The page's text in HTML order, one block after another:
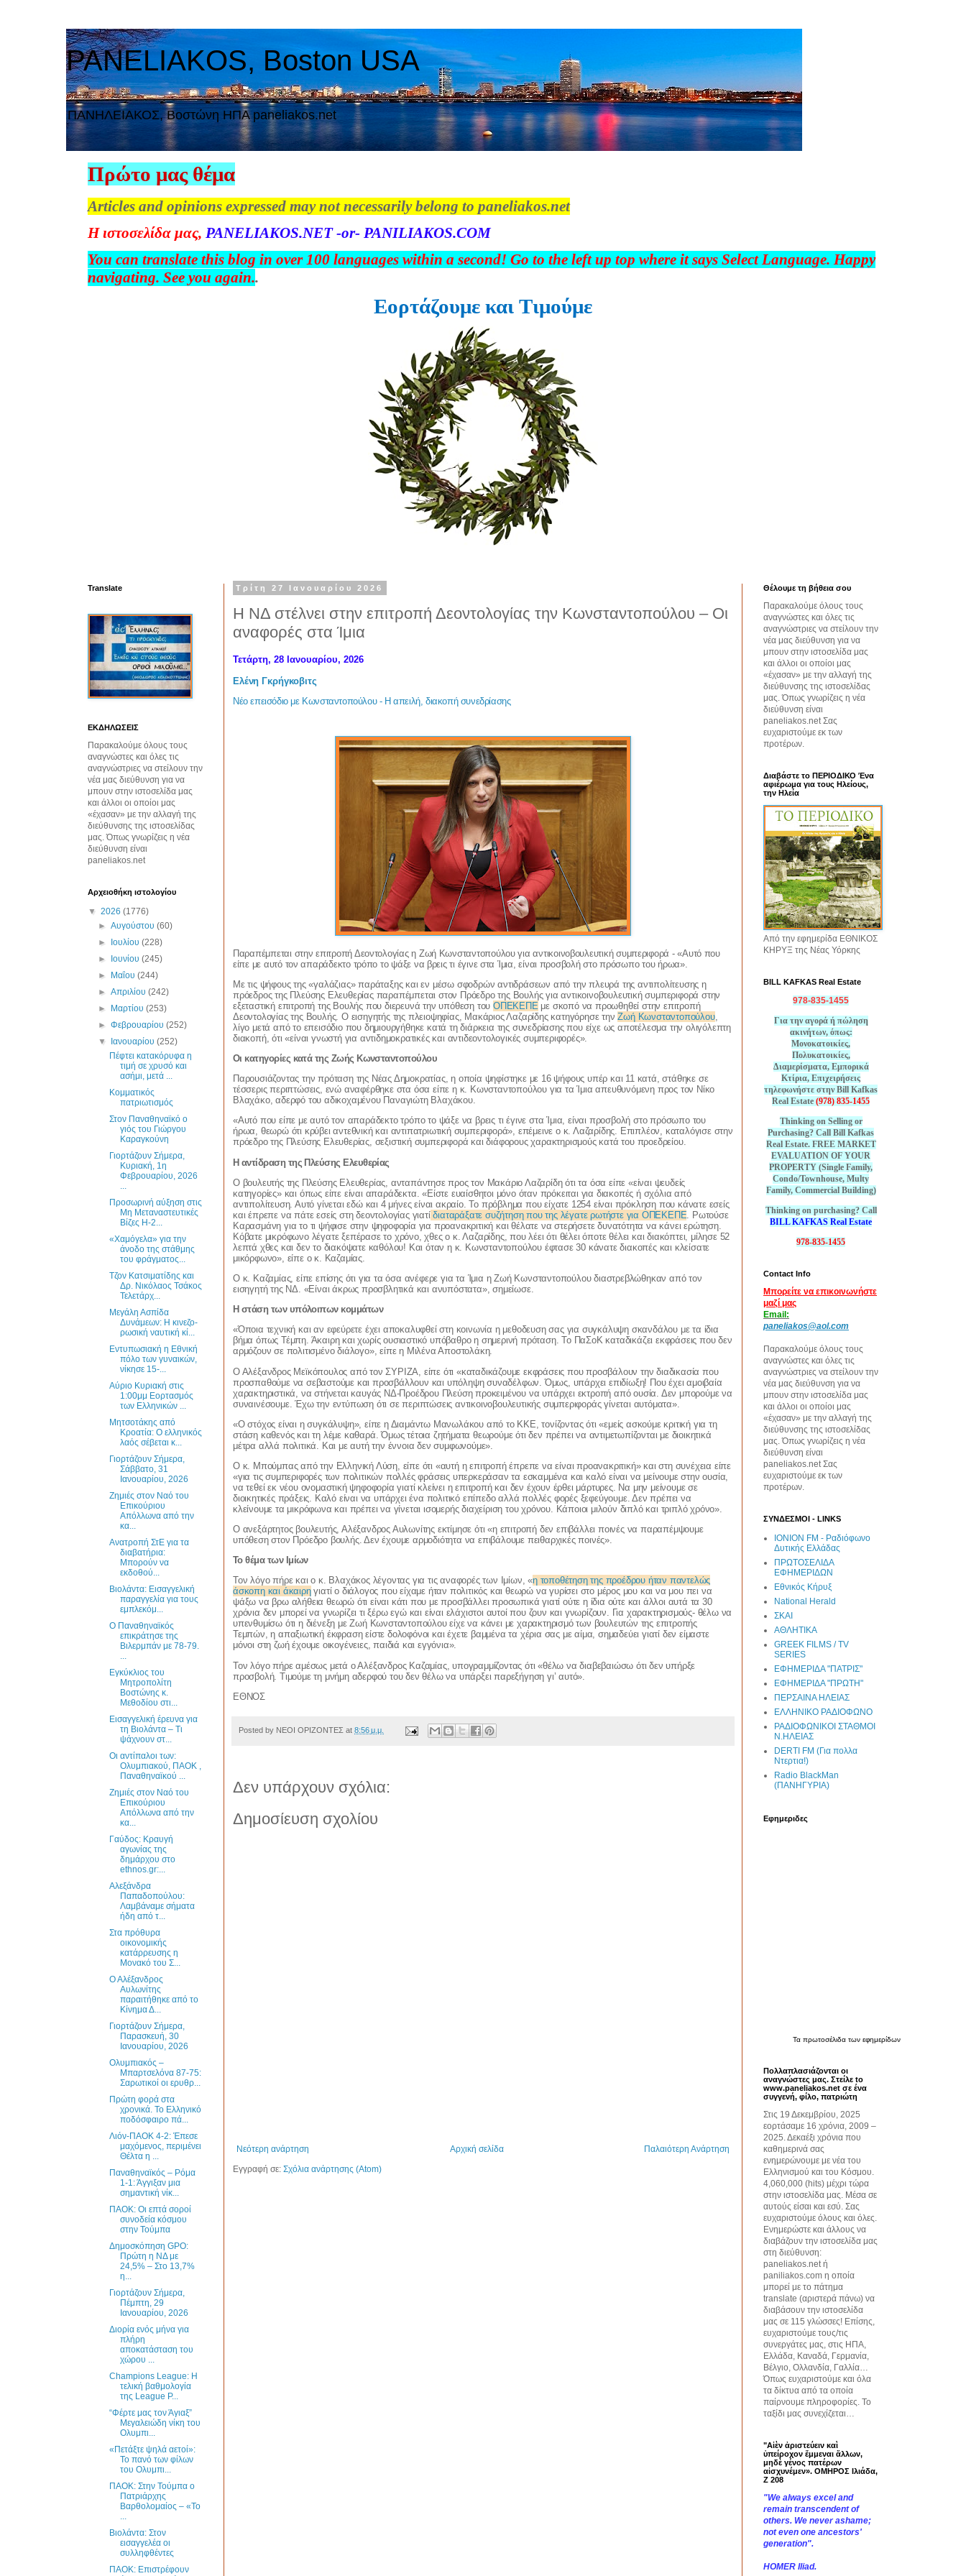
PANELIAKOS, Boston USA
ΠAΝΗΛΕΙΑΚΟΣ, Βοστώνη ΗΠΑ paneliakos.net
Πρώτο μας θέμα
Articles and opinions expressed may not necessarily belong to paneliakos.net
Η ιστοσελίδα μας, PANELIAKOS.NET -or- PANILIAKOS.COM
You can translate this blog in over 100 languages within a second! Go to the left up top where it says Select Language. Happy
navigating. See you again..
Εορτάζουμε και Tιμούμε
Τρίτη 27 Ιανουαρίου 2026
Η ΝΔ στέλνει στην επιτροπή Δεοντολογίας την Κωνσταντοπούλου – Οι
αναφορές στα Ίμια
Τετάρτη, 28 Ιανουαρίου, 2026
Ελένη Γκρήγκοβιτς
Νέο επεισόδιο με Κωνσταντοπούλου - Η απειλή, διακοπή συνεδρίασης
Παραπέμπεται στην επιτροπή Δεοντολογίας η Ζωή Κωνσταντοπούλου για αντικοινοβουλευτική συμπεριφορά - «Αυτό που
είπε με αυτό τον απαράδεκτο τρόπο το ψάξε να βρεις τι έγινε στα Ίμια, είναι προσβολή στο πρόσωπο του ήρωα».
Με τις ψήφους της «γαλάζιας» παράταξης και εν μέσω σφοδρών αντιδράσεων από την πλευρά της αντιπολίτευσης η
πρόεδρος της Πλεύσης Ελευθερίας παραπέμπεται στον Πρόεδρο της Βουλής για αντικοινοβουλευτική συμπεριφορά στην
εξεταστική επιτροπή της Βουλής που διερευνά την υπόθεση του ΟΠΕΚΕΠΕ με σκοπό να προωθηθεί στην επιτροπή
Δεοντολογίας της Βουλής. Ο εισηγητής της πλειοψηφίας, Μακάριος Λαζαρίδης κατηγόρησε την Ζωή Κωνσταντοπούλου,
λίγο μετά από το επεισόδιο που δημιουργήθηκε κατά τη διάρκεια της συνεδρίασης που είχε ως αποτέλεσμα την ολιγόλεπτη
διακοπή, ότι «είναι γνωστή για αντιδημοκρατικές και αντιδεοντολογικές συμπεριφορές».
Οι κατηγορίες κατά της Ζωής Κωνσταντοπούλου
Παρουσιάζοντας την πρόταση της Νέας Δημοκρατίας, η οποία ψηφίστηκε με 16 ψήφους υπέρ και 11 κατά, στάθηκε σε
τέσσερις περιπτώσεις, ενώ αναφέρθηκε στα όσα είπε η κ. Κωνσταντοπούλου για τα Ίμια απευθυνόμενη προς τον Νίκο
Βλαχάκο, αδερφό του αδικοχαμένου Παναγιώτη Βλαχάκου.
«Αυτό που είπε με αυτό τον απαράδεκτο τρόπο το ψάξε να βρεις τι έγινε στα Ίμια, είναι προσβολή στο πρόσωπο του
ήρωα, θεωρώ ότι κρύβει αντεθνική και αντιπατριωτική συμπεριφορά», επέμεινε ο κ. Λαζαρίδης. Επιπλέον, καταλόγισε στην
πρόεδρο της Πλεύσης Ελευθερίας, σεξιστική συμπεριφορά και διάφορους χαρακτηρισμούς κατά του προεδρείου.
Η αντίδραση της Πλεύσης Ελευθερίας
Ο βουλευτής της Πλεύσης Ελευθερίας, ανταπάντησε προς τον Μακάριο Λαζαρίδη ότι τα όσα είπε «είναι ψευδείς
κατηγορίες» και όπως είπε είναι απαράδεκτα. «Είστε ευαίσθητοι μόνο όταν πρόκειται για διακοπές ή σχόλια από
αντιπολίτευση. Αυτό γίνεται εδώ και 4 μήνες είναι ακραίο. Το πρόβλημα που είχατε 1254 είναι πρόκληση που κάνατε εσείς
και έπρεπε να πάτε εσείς στη δεοντολογίας γιατί διαταράξατε συζήτηση που της λέγατε ρωτήστε για ΟΠΕΚΕΠΕ . Ρωτούσε
Καρασμάνη για το τι ψήφισε στην ψηφοφορία για προανακριτική και θέλατε να στερήσετε δυνατότητα να κάνει ερώτηση.
Κόβατε μικρόφωνο λέγατε ξεπέρασε το χρόνο, χθες ο κ. Λαζαρίδης, που λέει ότι θέλει όποτε θέλει και διακόπτει, μίλησε 52
λεπτά χθες και δεν το διακόψατε καθόλου! Και όταν η κ. Κωνσταντοπούλου έφτασε 30 κάνατε διακοπές και κλείσατε
μικόρφωνο», είπε ο κ. Καζαμίας.
Ο κ. Καζαμίας, είπε επίσης ότι για τα όσα ανέφερε για τα Ίμια η Ζωή Κωνσταντοπούλου διαστρεβλώθηκαν από τον
εισηγητή της ΝΔ. «Είναι άκρως προσβλητικά και ανυπόστατα», σημείωσε.
Η στάση των υπόλοιπων κομμάτων
«Όποια τεχνική και αν εφεύρετε έχει αποκαλυφθεί στη κοινωνία η μεθοδευση σας για συγκάλυψη σκανδάλου με τα ίδια
βήμα όπως Τέμπη. Άκαιρη και χωρίς ουσιαστικό υπόβαθρο η σημερινή πρόταση. Το ΠαΣοΚ καταδικάζει εκφράσεις που δεν
αρμόζουν σε πολιτισμένο διάλογο», είπε η Μιλένα Αποστολάκη.
Ο Αλέξανδρος Μεϊκόπουλος από τον ΣΥΡΙΖΑ, είπε ότι «καταδικάζουμε εκφράσεις που προσβάλουν την διαδικασία που
προσπαθούμε να σεβαστούμε και προσβάλλουν και υπόληψη συναδέλφων. Όμως, υπάρχει επιδίωξη! Που έχει αμοιβαία
χαρακτηριστικά, να στήνεται καυγάς ΝΔ-Προέδρου Πλεύση προκειμένου να υπάρχει εκτροπή από ουσία. Δεν μπορούμε να
συναινέσουμε. Έχω την εντύπωση ότι σε περιπτώσεις αντικοινοβουλευτικής συμπεριφοράς γίνεται αυτόματα».
«Ο στόχος είναι η συγκάλυψη», είπε η Διαμάντω Μανωλάκου από το ΚΚΕ, τονίζοντας ότι «εμείς ασκούμε κριτική για τη
στάση καθενός και τη λέμε καθαρά. Όμως τέτοια ζητήματα θεωρούμε ότι δεν πρέπει να αντιμετωπίζονται με διοικητικά
μέτρα αλλά πολιτικά. Και με αυτή την έννοια δεν συμφωνούμε».
Ο κ. Μπούμπας από την Ελληνική Λύση, είπε ότι «αυτή η επιτροπή έπρεπε να είναι προανακριτική» και στη συνέχεια είπε
«για τις συμπεριφορές των πολιτικών πολλές φράσεις υπερκεράσαν τα εσκαμμένα και καλό είναι να μείνουμε στην ουσία,
να τεθεί εκ νέου ονομαστική ψηφοφορία γιατί κλείνει η επιτροπή και δεν έχουν έρθει μάρτυρες. Να μην μείνουμε σε
διοικητικές πράξεις. Καλό είναι να υπάρχει ένα πολιτικό επίπεδο αλλά πολλές φορές ξεφεύγουμε. Δεν πρέπει να
κλείνουμε τα μικρόφωνα και πρέπει να γίνεται ισομερής διαχείριση του χρόνου. Κάποιοι μιλούν διπλό και τριπλό χρόνο».
Ο ανεξάρτητος βουλευτής, Αλέξανδρος Αυλωνίτης εκτίμησε ότι «η επιτροπή δεν επιβάλλει ποινές να παραπέμψουμε
υπόθεση στον Πρόεδρο βουλής. Δεν έχουμε αρμοδιότητα να επιβάλουμε πειθαρχικές ποινές».
Το θέμα των Ιμίων
Τον λόγο πήρε και ο κ. Βλαχάκος λέγοντας για τις αναφορές των Ιμίων, «η τοποθέτηση της προέδρου ήταν παντελώς
άσκοπη και άκαιρη γιατί ο διάλογος που είχαμε ήταν πολιτικός και θεωρώ να γυρίσει στο μέρος μου και να μου πει να
ψάξω να βρω αλήθεια θεωρώ ότι είναι κάτι που με προσβάλλει προσωπικά γιατί ούτε η ίδια ούτε και άλλοι αυτά τα 30
χρόνια δεν μπορεί να γνωρίζει τι ξέρω εγώ και είναι ελάχιστοι αυτοί που ζουν και γνωρίζουν. Για χαρακτηρισμούς- θέλω να
υπενθυμίσω ότι η διένεξη με Ζωή Κωνσταντοπούλου είχε να κάνει με χαρακτηρισμό των βουλευτών της επιτροπής
Τεμπών, η απαξιωτική έκφραση είστε δολοφόνοι και έχετε βαμμένα τα χέρια σας με αίμα, σημαδεύει γιατί δεν είμαστε
μόνοι στη ζωή έχουμε οικογένειες, παιδιά και εγγόνια».
Τον λόγο πήρε αμέσως μετά ο Αλέξανδρος Καζαμίας, υπογραμμίζοντας ότι «θέλω να διαβεβαιώσω ότι δεν υπήρξε
προσβολή. Τιμούμε τη μνήμη αδερφού του δεν θέλω να υπάρξει παρεξήγηση γι’ αυτό».
ΕΘΝΟΣ
Posted by ΝΕΟΙ ΟΡΙΖΟΝΤΕΣ at 8:56 μ.μ.
Δεν υπάρχουν σχόλια:
Δημοσίευση σχολίου
Νεότερη ανάρτηση Παλαιότερη Ανάρτηση
Αρχική σελίδα
Εγγραφή σε: Σχόλια ανάρτησης (Atom)
Translate
ΕΚΔΗΛΩΣΕΙΣ
Παρακαλούμε όλους τους
αναγνώστες και όλες τις
αναγνώστριες να στείλουν την
νέα μας διεύθυνση για να
μπουν στην ιστοσελίδα μας
και άλλοι οι οποίοι μας
«έχασαν» με την αλλαγή της
διεύθυνσης της ιστοσελίδας
μας. Όπως γνωρίζεις η νέα
διεύθυνση είναι
paneliakos.net
Αρχειοθήκη ιστολογίου
▼ 2026 (1776)
►Αυγούστου(60)
►
Ιουλίου(228)
►
Ιουνίου(245)
►
Μαΐου(244)
►Απριλίου(242)
►
Μαρτίου(253)
►Φεβρουαρίου(252)
▼
Ιανουαρίου(252)
Πέφτει κατακόρυφα η
τιμή σε χρυσό και
ασήμι, μετά ...
Κομματικός
πατριωτισμός
Στον Παναθηναϊκό ο
γιός του Γιώργου
Καραγκούνη
Γιορτάζουν Σήμερα,
Κυριακή, 1η
Φεβρουαρίου, 2026
...
Προσωρινή αύξηση στις
Μη Μεταναστευτικές
Βίζες H-2...
«Χαμόγελα» για την
άνοδο της στάθμης
του φράγματος...
Τζον Κατσιματίδης και
Δρ. Νικόλαος Τσάκος
Τελετάρχ...
Μεγάλη Ασπίδα
Δυνάμεων: Η κινεζο-
ρωσική ναυτική κί...
Εντυπωσιακή η Εθνική
πόλο των γυναικών,
νίκησε 15-...
Αύριο Κυριακή στις
1:00μμ Εορτασμός
των Ελληνικών ...
Μητσοτάκης από
Κροατία: Ο ελληνικός
λαός σέβεται κ...
Γιορτάζουν Σήμερα,
Σάββατο, 31
Ιανουαρίου, 2026
Ζημιές στον Ναό του
Επικούριου
Απόλλωνα από την
κα...
Ανατροπή ΣτΕ για τα
διαβατήρια:
Μπορούν να
εκδοθού...
Βιολάντα: Εισαγγελική
παραγγελία για τους
εμπλεκόμ...
Ο Παναθηναϊκός
επικράτησε της
Βιλερμπάν με 78-79.
...
Εγκύκλιος του
Μητροπολίτη
Βοστώνης κ.
Μεθοδίου στι...
Εισαγγελική έρευνα για
τη Βιολάντα – Τι
ψάχνουν στ...
Οι αντίπαλοι των:
Ολυμπιακού, ΠΑΟΚ ,
Παναθηναϊκού ...
Ζημιές στον Ναό του
Επικούριου
Απόλλωνα από την
κα...
Γαύδος: Κραυγή
αγωνίας της
δημάρχου στο
ethnos.gr:...
Αλεξάνδρα
Παπαδοπούλου:
Λαμβάναμε σήματα
ήδη από τ...
Στα πρόθυρα
οικονομικής
κατάρρευσης η
Μονακό του Σ...
Ο Αλέξανδρος
Αυλωνίτης
παραιτήθηκε από το
Κίνημα Δ...
Γιορτάζουν Σήμερα,
Παρασκευή, 30
Ιανουαρίου, 2026
Ολυμπιακός –
Μπαρτσελόνα 87-75:
Σαρωτικοί οι ερυθρ...
Πρώτη φορά στα
χρονικά. Το Ελληνικό
ποδόσφαιρο πά...
Λιόν-ΠΑΟΚ 4-2: Έπεσε
μαχόμενος, περιμένει
Θέλτα η ...
Παναθηναϊκός – Ρόμα
1-1: Άγγιξαν μια
σημαντική νίκ...
ΠΑΟΚ: Οι επτά σοροί
συνοδεία κόσμου
στην Τούμπα
Δημοσκόπηση GPO:
Πρώτη η ΝΔ με
24,5% – Στο 13,7%
η...
Γιορτάζουν Σήμερα,
Πέμπτη, 29
Ιανουαρίου, 2026
Διορία ενός μήνα για
πλήρη
αποκατάσταση του
χώρου ...
Champions League: Η
τελική βαθμολογία
της League P...
“Φέρτε μας τον Άγιαξ”
Μεγαλειώδη νίκη του
Ολυμπι...
«Πετάξτε ψηλά αετοί»:
Το πανό των φίλων
του Ολυμπι...
ΠΑΟΚ: Στην Τούμπα ο
Πατριάρχης
Βαρθολομαίος – «Το
...
Βιολάντα: Στον
εισαγγελέα οι
συλληφθέντες
ΠΑΟΚ: Επιστρέφουν
Θέλουμε τη βήθεια σου
Παρακαλούμε όλους τους
αναγνώστες και όλες τις
αναγνώστριες να στείλουν την
νέα μας διεύθυνση για να
μπουν στην ιστοσελίδα μας
και άλλοι οι οποίοι μας
«έχασαν» με την αλλαγή της
διεύθυνσης της ιστοσελίδας
μας. Όπως γνωρίζεις η νέα
διεύθυνση είναι
paneliakos.net Σας
ευχαριστούμε εκ των
προτέρων.
Διαβάστε το ΠΕΡΙΟΔΙΚΟ Ένα
αφιέρωμα για τους Ηλείους,
την Ηλεία
Από την εφημερίδα ΕΘΝΙΚΟΣ
ΚΗΡΥΞ της Νέας Υόρκης
BILL KAFKAS Real Estate
978-835-1455
Για την αγορά ή πώληση
ακινήτων, όπως:
Μονοκατοικίες,
Πολυκατοικίες,
Διαμερίσματα, Εμπορικά
Κτίρια, Επιχειρήσεις
τηλεφωνήστε στην Bill Kafkas
Real Estate (978) 835-1455
Thinking on Selling or
Purchasing? Call Bill Kafkas
Real Estate. FREE MARKET
EVALUATION OF YOUR
PROPERTY (Single Family,
Condo/Townhouse, Multy
Family, Commercial Building)
Thinking on purchasing? Call
BILL KAFKAS Real Estate
978-835-1455
Contact Info
Μπορείτε να επικοινωνήστε
μαζί μας
Email:
paneliakos@aol.com
Παρακαλούμε όλους τους
αναγνώστες και όλες τις
αναγνώστριες να στείλουν την
νέα μας διεύθυνση για να
μπουν στην ιστοσελίδα μας
και άλλοι οι οποίοι μας
«έχασαν» με την αλλαγή της
διεύθυνσης της ιστοσελίδας
μας. Όπως γνωρίζεις η νέα
διεύθυνση είναι
paneliakos.net Σας
ευχαριστούμε εκ των
προτέρων.
ΣΥΝΔΕΣΜΟΙ - LINKS
IONION FM - Ραδιόφωνο
Δυτικής Ελλάδας
ΠΡΩΤΟΣΕΛΙΔΑ
ΕΦΗΜΕΡΙΔΩΝ
Εθνικός Κήρυξ
National Herald
ΣΚΑΙ
ΑΘΛΗΤΙΚΑ
GREEK FILMS / TV
SERIES
ΕΦΗΜΕΡΙΔΑ "ΠΑΤΡΙΣ"
ΕΦΗΜΕΡΙΔΑ "ΠΡΩΤΗ"
ΠΕΡΣΑΙΝΑ ΗΛΕΙΑΣ
ΕΛΛΗΝΙΚΟ ΡΑΔΙΟΦΩΝΟ
ΡΑΔΙΟΦΩΝΙΚΟΙ ΣΤΑΘΜΟΙ
Ν.ΗΛΕΙΑΣ
DERTI FM (Για πολλα
Ντερτια!)
Radio BlackMan
(ΠΑΝΗΓΥΡΙΑ)
Εφημεριδες
Τα πρωτοσέλιδα των εφημερίδων
Πολλαπλασιάζονται οι
αναγνώστες μας. Στείλε to
www.paneliakos.net σε ένα
συγγενή, φίλο, πατριώτη
Στις 19 Δεκεμβρίου, 2025
εορτάσαμε 16 χρόνια, 2009 –
2025. Δεκαέξι χρόνια που
καθημερινά σας
ενημερώνουμε με νέα του
Ελληνισμού και του Κόσμου.
4,060,000 (hits) μέχρι τώρα
στην ιστοσελίδα μας. Μέσα σε
αυτούς είσαι και εσύ. Σας
ευχαριστούμε όλους και όλες.
Ενημερώστε και άλλους να
διαβάζουν την ιστοσελίδα μας
στη διεύθυνση:
paneliakos.net ή
paniliakos.com η οποία
μπορεί με το πάτημα
translate (αριστερά πάνω) να
διαβάσουν την ιστοσελίδα
μας σε 115 γλώσσες! Επίσης,
ευχαριστούμε τους/τις
συνεργάτες μας, στις ΗΠΑ,
Ελλάδα, Καναδά, Γερμανία,
Βέλγιο, Ολλανδία, Γαλλία…
Όπως ευχαριστούμε και όλα
τα δίκτυα από τα οποία
παίρνουμε πληροφορίες. Το
ταξίδι μας συνεχίζεται…
"Αἰὲν ἀριστεύειν καὶ
ὑπείροχον ἔμμεναι ἄλλων,
μηδὲ γένος πατέρων
αἰσχυνέμεν». ΟΜΗΡΟΣ Ιλιάδα,
Ζ 208
"We always excel and
remain transcendent of
others. We never ashame;
not even one ancestors'
generation".
HOMER Iliad.